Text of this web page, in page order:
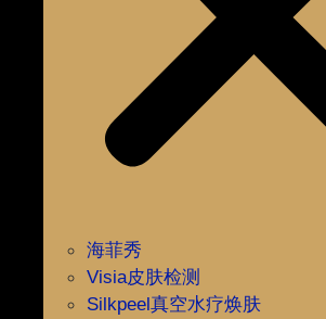
海菲秀
Visia皮肤检测
Silkpeel真空水疗焕肤